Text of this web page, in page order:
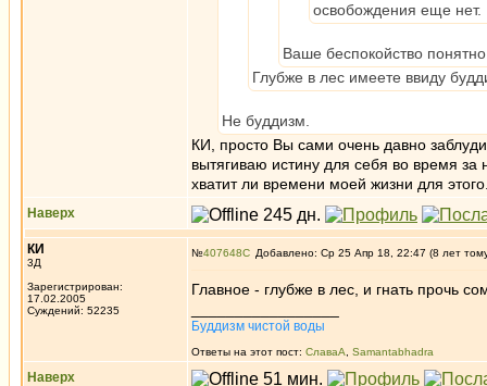
освобождения еще нет.
Ваше беспокойство
Глубже в лес имеете ввиду
Не буддизм.
КИ, просто Вы сами очень давно
вытягиваю истину для себя во время за
хватит ли времени моей жизни для
Наверх
КИ
3Д
Зарегистрирован:
17.02.2005
Суждений: 52235
№407648 Добавлено: Ср 25 Апр 18, 22:47 (8 лет
Главное - глубже в лес, и гнать прочь
Буддизм чистой воды
Ответы на этот пост: СлаваА Samantabhadra
Наверх